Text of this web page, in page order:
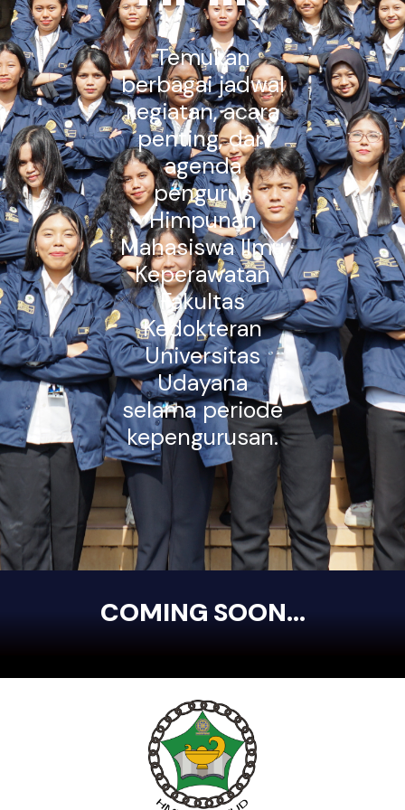
Temukan
berbagai jadwal
kegiatan, acara
penting, dan
agenda
pengurus
Himpunan
Mahasiswa Ilmu
Keperawatan
Fakultas
Kedokteran
Universitas
Udayana
selama periode
kepengurusan.
COMING SOON...